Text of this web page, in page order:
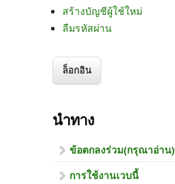
สร้างบัญชีผู้ใช้ใหม่
ลืมรหัสผ่าน
นำทาง
ข้อตกลงร่วม(กรุณาอ่าน)
การใช้งานเวบนี้